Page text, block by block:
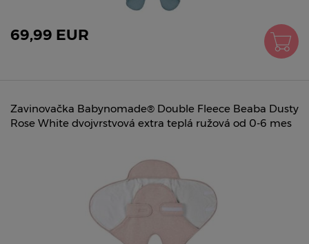
69,99 EUR
Zavinovačka Babynomade® Double Fleece Beaba Dusty
Rose White dvojvrstvová extra teplá ružová od 0-6 mes